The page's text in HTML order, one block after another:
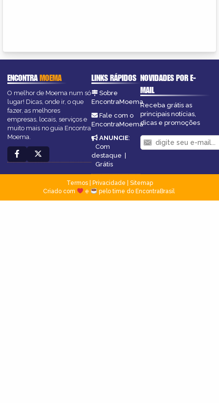
ENCONTRAMOEMA
O melhor de Moema num só
lugar! Dicas, onde ir, o que
fazer, as melhores
empresas, locais, serviços e
muito mais no guia Encontra
Moema.
LINKS RÁPIDOS
Sobre
EncontraMoema
Fale com o
EncontraMoema
ANUNCIE:
Com
destaque |
Grátis
NOVIDADES POR E-
MAIL
Receba grátis as
principais notícias,
dicas e promoções
Termos| Privacidade
Sitemap
Criado com
e pelo time do EncontraBrasil